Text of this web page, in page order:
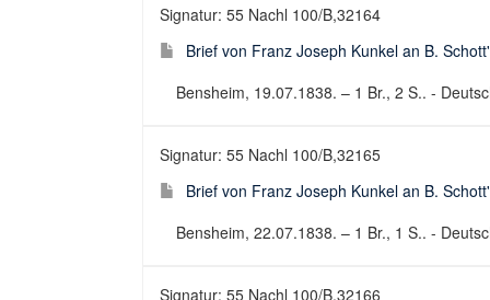
Signatur: 55 Nachl 100/B,32164
Brief von Franz Joseph Kunkel an B.
Bensheim, 19.07.1838. – 1 Br., 2 S.. -
Signatur: 55 Nachl 100/B,32165
Brief von Franz Joseph Kunkel an B.
Bensheim, 22.07.1838. – 1 Br., 1 S.. -
Signatur: 55 Nachl 100/B,32166